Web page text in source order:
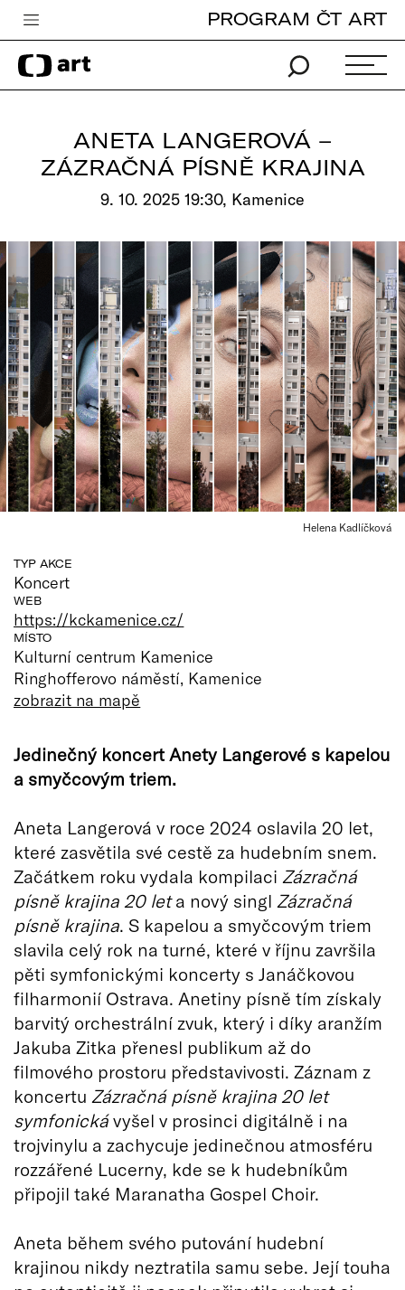
Česká televize
Zpravodajství
iVysílání
Vše o ČT
PROGRAM ČT ART
ANETA LANGEROVÁ –
ZÁZRAČNÁ PÍSNĚ KRAJINA
9. 10. 2025 19:30, Kamenice
Helena Kadlíčková
TYP AKCE
Koncert
WEB
https://kckamenice.cz/
MÍSTO
Kulturní centrum Kamenice
Ringhofferovo náměstí, Kamenice
zobrazit na mapě
Jedinečný koncert Anety Langerové s kapelou
a smyčcovým triem.
Aneta Langerová v roce 2024 oslavila 20 let,
které zasvětila své cestě za hudebním snem.
Začátkem roku vydala kompilaci Zázračná
písně krajina 20 leta nový singl Zázračná
písně krajina. S kapelou a smyčcovým triem
slavila celý rok na turné, které v říjnu završila
pěti symfonickými koncerty s Janáčkovou
filharmonií Ostrava. Anetiny písně tím získaly
barvitý orchestrální zvuk, který i díky aranžím
Jakuba Zitka přenesl publikum až do
filmového prostoru představivosti. Záznam z
koncertu Zázračná písně krajina 20 let
symfonickávyšel v prosinci digitálně i na
trojvinylu a zachycuje jedinečnou atmosféru
rozzářené Lucerny, kde se k hudebníkům
připojil také Maranatha Gospel Choir.
Aneta během svého putování hudební
krajinou nikdy neztratila samu sebe. Její touha